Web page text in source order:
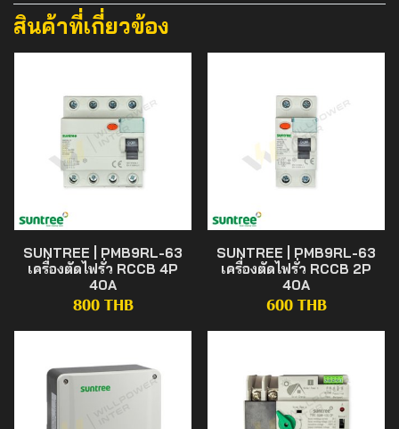
สินค้าที่เกี่ยวข้อง
SUNTREE | PMB9RL-63
เครื่องตัดไฟรั่ว RCCB 4P
40A
800 THB
SUNTREE | PMB9RL-63
เครื่องตัดไฟรั่ว RCCB 2P
40A
600 THB